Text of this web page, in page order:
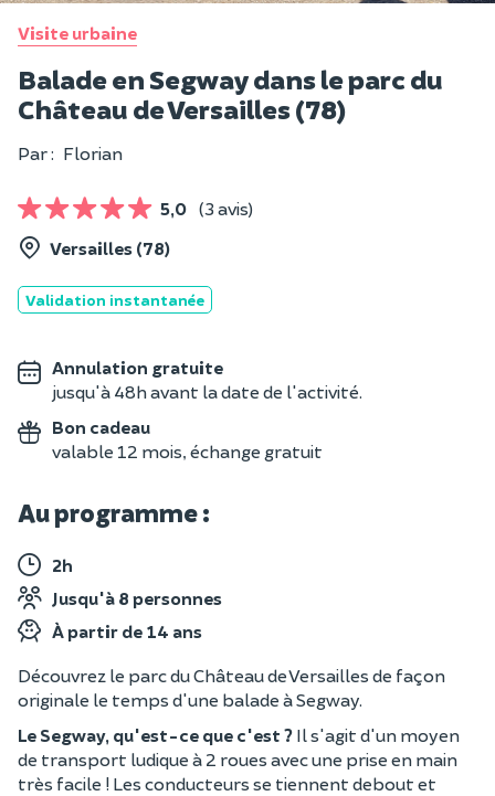
Visite urbaine
Balade en Segway dans le parc du
Château de Versailles (78)
Par : Florian
5,0 (3 avis)
Versailles (78)
Validation instantanée
Annulation gratuite
jusqu'à 48h avant la date de l'activité.
Bon cadeau
valable 12 mois, échange gratuit
Au programme :
2h
Jusqu'à 8 personnes
À partir de 14 ans
Découvrez le parc du Château de Versailles de façon
originale le temps d'une balade à Segway.
Le Segway, qu'est-ce que c'est ? Il s'agit d'un moyen
de transport ludique à 2 roues avec une prise en main
très facile ! Les conducteurs se tiennent debout et